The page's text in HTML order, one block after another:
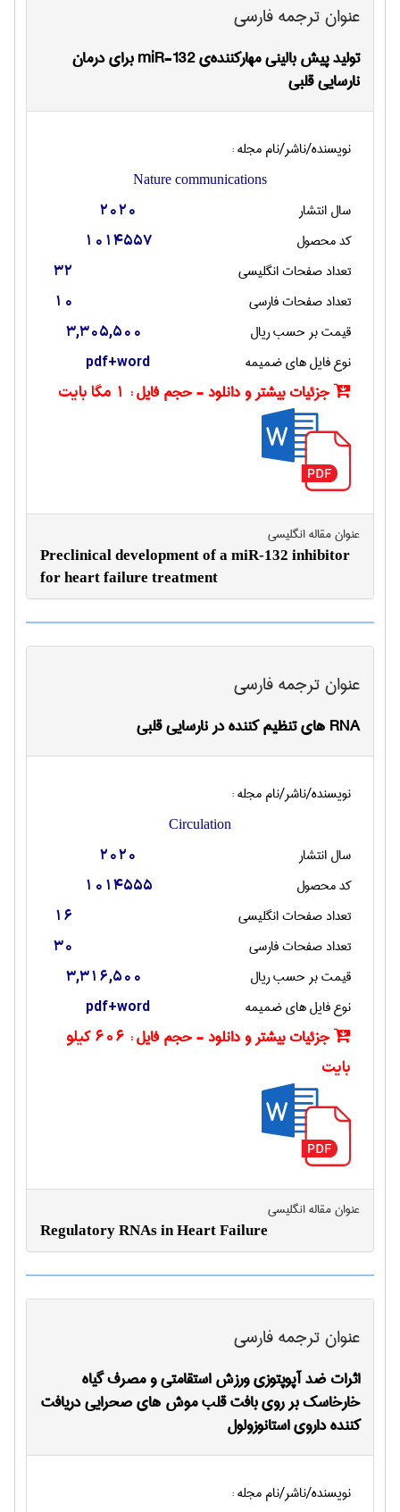
عنوان ترجمه فارسی
تولید پیش بالینی مهارکننده‌ی miR-132 برای درمان
نارسایی قلبی
نویسنده/ناشر/نام مجله :
Nature communications
سال انتشار 2020
کد محصول 1014557
تعداد صفحات انگليسی 32
تعداد صفحات فارسی 10
قیمت بر حسب ریال 3,305,500
نوع فایل های ضمیمه pdf+word
جزئیات بیشتر و دانلود - حجم فایل : 1 مگا بایت
عنوان مقاله انگليسی
Preclinical development of a miR-132 inhibitor
for heart failure treatment
عنوان ترجمه فارسی
RNA های تنظیم کننده در نارسایی قلبی
نویسنده/ناشر/نام مجله :
Circulation
سال انتشار 2020
کد محصول 1014555
تعداد صفحات انگليسی 16
تعداد صفحات فارسی 30
قیمت بر حسب ریال 3,316,500
نوع فایل های ضمیمه pdf+word
جزئیات بیشتر و دانلود - حجم فایل :
606 کیلو
بایت
عنوان مقاله انگليسی
Regulatory RNAs in Heart Failure
عنوان ترجمه فارسی
اثرات ضد آپوپتوزي ورزش استقامتی و مصرف گیاه
خارخاسک بر روی بافت قلب موش هاي صحرایی دریافت
کننده داروی استانوزولول
نویسنده/ناشر/نام مجله :